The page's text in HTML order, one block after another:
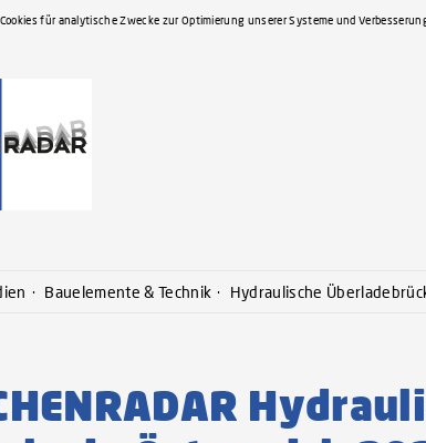
für analytische Zwecke zur Optimierung unserer Systeme und
Bauelemente & Technik Hydraulische